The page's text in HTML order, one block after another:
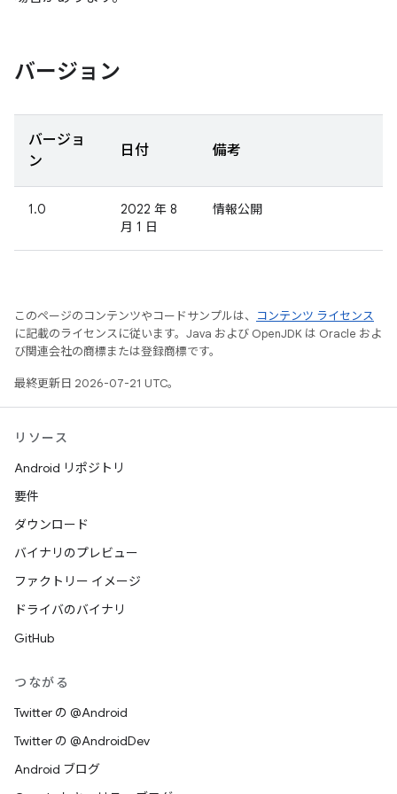
バージョン
バージョ
ン
日付 備考
1.0
2022 年 8
月 1 日
情報公開
このページのコンテンツやコードサンプルは、
コンテンツ ライセンス
に記載のライセンスに従います。Java および OpenJDK は Oracle およ
び関連会社の商標または登録商標です。
最終更新日 2026-07-21 UTC。
リソース
Android リポジトリ
要件
ダウンロード
バイナリのプレビュー
ファクトリー イメージ
ドライバのバイナリ
GitHub
つながる
Twitter の @Android
Twitter の @AndroidDev
Android ブログ